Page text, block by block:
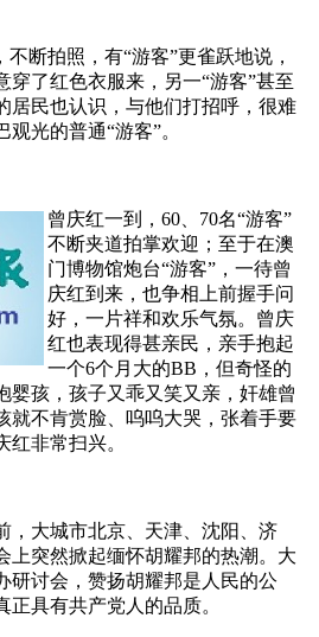
断拍照，有“游客”更雀跃地说，
穿了红色衣服来，另一“游客”甚至
居民也认识，与他们打招呼，很难
光的普通“游客”。
曾庆红一到，60、70名“游客”
不断夹道拍掌欢迎；至于在澳
门博物馆炮台“游客”，一待曾
庆红到来，也争相上前握手问
好，一片祥和欢乐气氛。曾庆
红也表现得甚亲民，亲手抱起
一个6个月大的BB，但奇怪的
婴孩，孩子又乖又笑又亲，奸雄曾
就不肯赏脸、呜呜大哭，张着手要
红非常扫兴。
，大城市北京、天津、沈阳、济
上突然掀起缅怀胡耀邦的热潮。大
研讨会，赞扬胡耀邦是人民的公
具有共产党人的品质。